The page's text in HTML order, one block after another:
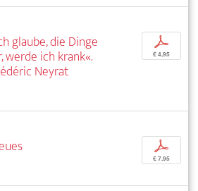
glaube, die Dinge
werde ich krank«.
Neyrat
p
€ 4,95
p
€ 7,95